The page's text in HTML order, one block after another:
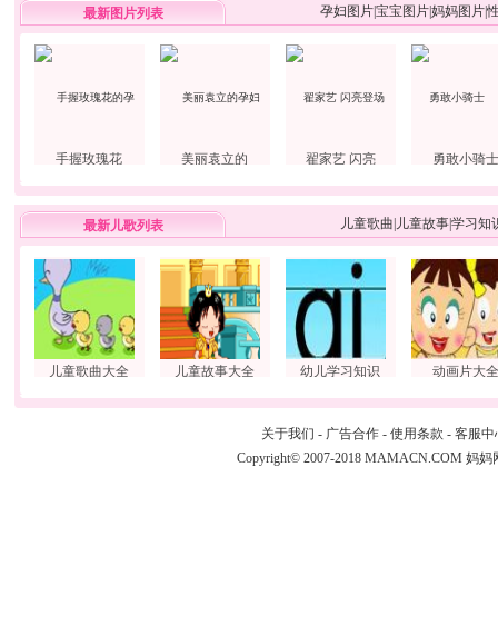
最新图片列表 孕妇图片宝宝图片妈妈图片
手握玫瑰花 美丽袁立的 翟家艺 闪亮 勇敢小骑士
最新儿歌列表 儿童歌曲 儿童故事学习知
儿童歌曲大全 儿童故事大全 幼儿学习知识 动画片大全
关于我们 - 广告合作 - 使用条款 - 客服中
Copyright© 2007-2018 MAMACN.COM 妈妈